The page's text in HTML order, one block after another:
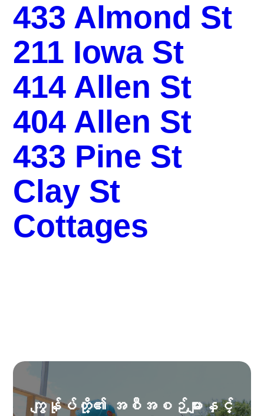
433 Almond St
211 Iowa St
414 Allen St
404 Allen St
433 Pine St
Clay St
Cottages
ကျွန်ုပ်တို့၏ အစီအစဉ်များနှင့်